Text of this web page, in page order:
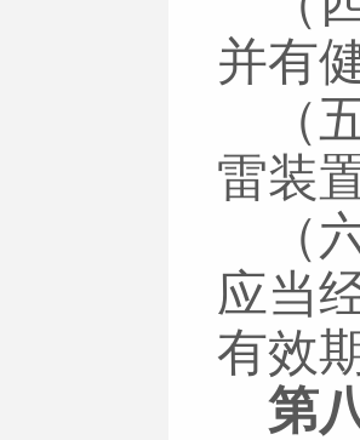
并有
（
雷装
（
应当
有效
第